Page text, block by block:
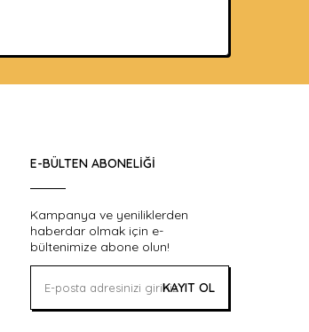
E-BÜLTEN ABONELIĞI
Kampanya ve yeniliklerden
haberdar olmak için e-
bültenimize abone olun!
KAYIT OL